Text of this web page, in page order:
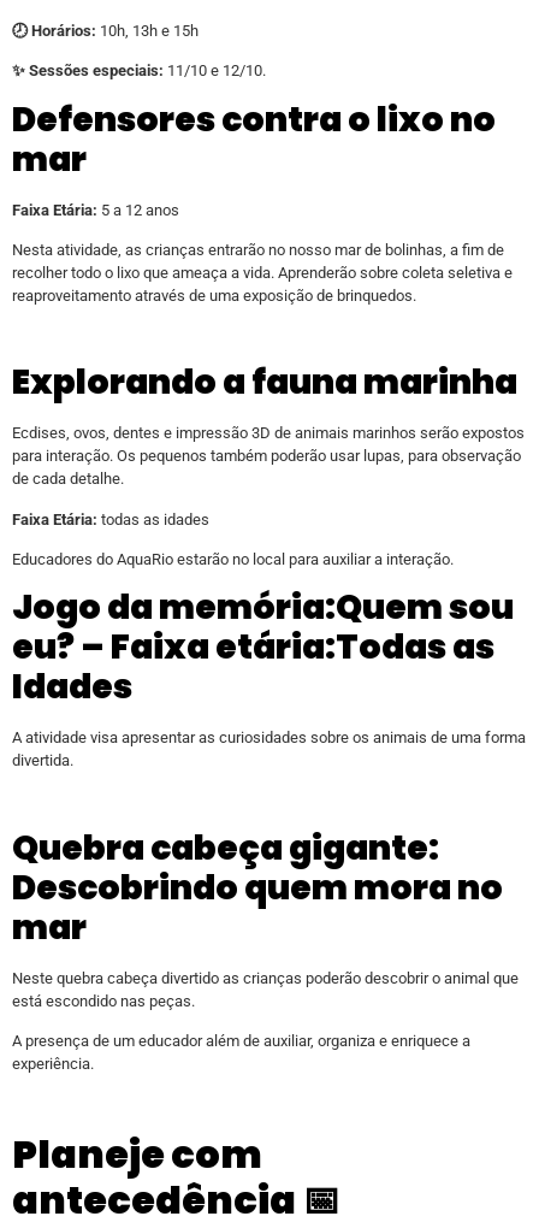
🕗 Horários: 10h, 13h e 15h
✨ Sessões especiais: 11/10 e 12/10.
Defensores contra o lixo no
mar
Faixa Etária: 5 a 12 anos
Nesta atividade, as crianças entrarão no nosso mar de bolinhas, a fim de
recolher todo o lixo que ameaça a vida. Aprenderão sobre coleta seletiva e
reaproveitamento através de uma exposição de brinquedos.
Explorando a fauna marinha
Ecdises, ovos, dentes e impressão 3D de animais marinhos serão expostos
para interação. Os pequenos também poderão usar lupas, para observação
de cada detalhe.
Faixa Etária: todas as idades
Educadores do AquaRio estarão no local para auxiliar a interação.
Jogo da memória:Quem sou
eu? – Faixa etária:Todas as
Idades
A atividade visa apresentar as curiosidades sobre os animais de uma forma
divertida.
Quebra cabeça gigante:
Descobrindo quem mora no
mar
Neste quebra cabeça divertido as crianças poderão descobrir o animal que
está escondido nas peças.
A presença de um educador além de auxiliar, organiza e enriquece a
experiência.
Planeje com
antecedência 📅